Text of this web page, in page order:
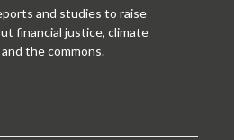
and studies to raise
financial justice, climate
the commons.